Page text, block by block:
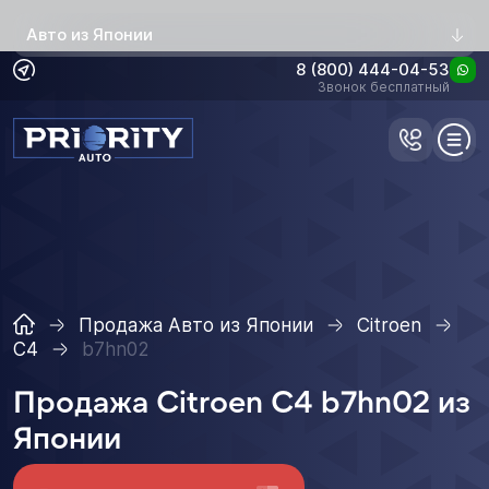
Авто из Японии
8 (800) 444-04-53
Звонок бесплатный
Продажа Авто из Японии
Citroen
C4
b7hn02
Продажа Citroen C4 b7hn02 из
Японии